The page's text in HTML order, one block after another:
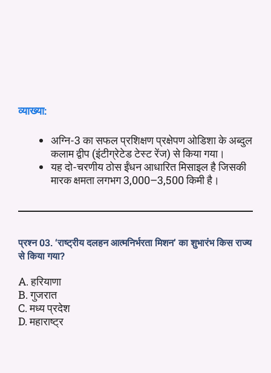
व्याख्या:
अग्नि-3 का सफल प्रशिक्षण प्रक्षेपण ओडिशा के अब्दुल
कलाम द्वीप (इंटीग्रेटेड टेस्ट रेंज) से किया गया।
यह दो-चरणीय ठोस ईंधन आधारित मिसाइल है जिसकी
मारक क्षमता लगभग 3,000–3,500 किमी है।
प्रश्न 03. ‘राष्ट्रीय दलहन आत्मनिर्भरता मिशन’ का शुभारंभ किस राज्य
से किया गया?
A. हरियाणा
B. गुजरात
C. मध्य प्रदेश
D. महाराष्ट्र